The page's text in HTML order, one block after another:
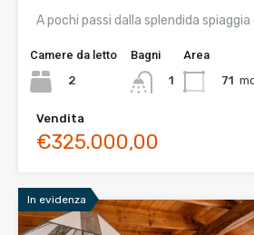
A pochi passi dalla splendida spiaggia
Camere da letto
2
Bagni
1
Area
71
Vendita
€325.000,00
In evidenza